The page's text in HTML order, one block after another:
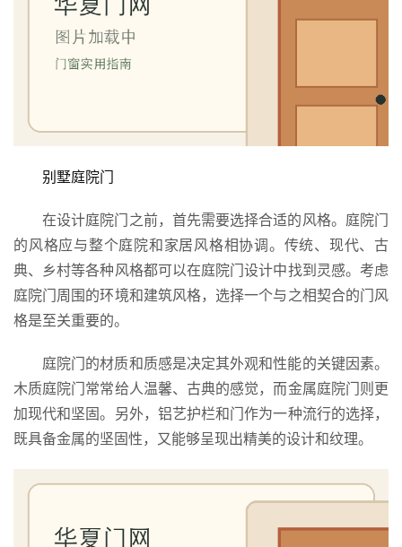
别墅庭院门
在设计庭院门之前，首先需要选择合适的风格。庭院门
的风格应与整个庭院和家居风格相协调。传统、现代、古
典、乡村等各种风格都可以在庭院门设计中找到灵感。考虑
庭院门周围的环境和建筑风格，选择一个与之相契合的门风
格是至关重要的。
庭院门的材质和质感是决定其外观和性能的关键因素。
木质庭院门常常给人温馨、古典的感觉，而金属庭院门则更
加现代和坚固。另外，铝艺护栏和门作为一种流行的选择，
既具备金属的坚固性，又能够呈现出精美的设计和纹理。